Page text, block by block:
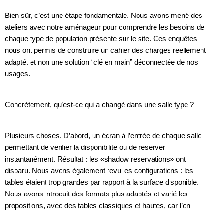
Bien sûr, c’est une étape fondamentale. Nous avons mené des
ateliers avec notre aménageur pour comprendre les besoins de
chaque type de population présente sur le site. Ces enquêtes
nous ont permis de construire un cahier des charges réellement
adapté, et non une solution “clé en main” déconnectée de nos
usages.
Concrètement, qu’est-ce qui a changé dans une salle type ?
Plusieurs choses. D’abord, un écran à l’entrée de chaque salle
permettant de vérifier la disponibilité ou de réserver
instantanément. Résultat : les «shadow reservations» ont
disparu. Nous avons également revu les configurations : les
tables étaient trop grandes par rapport à la surface disponible.
Nous avons introduit des formats plus adaptés et varié les
propositions, avec des tables classiques et hautes, car l’on